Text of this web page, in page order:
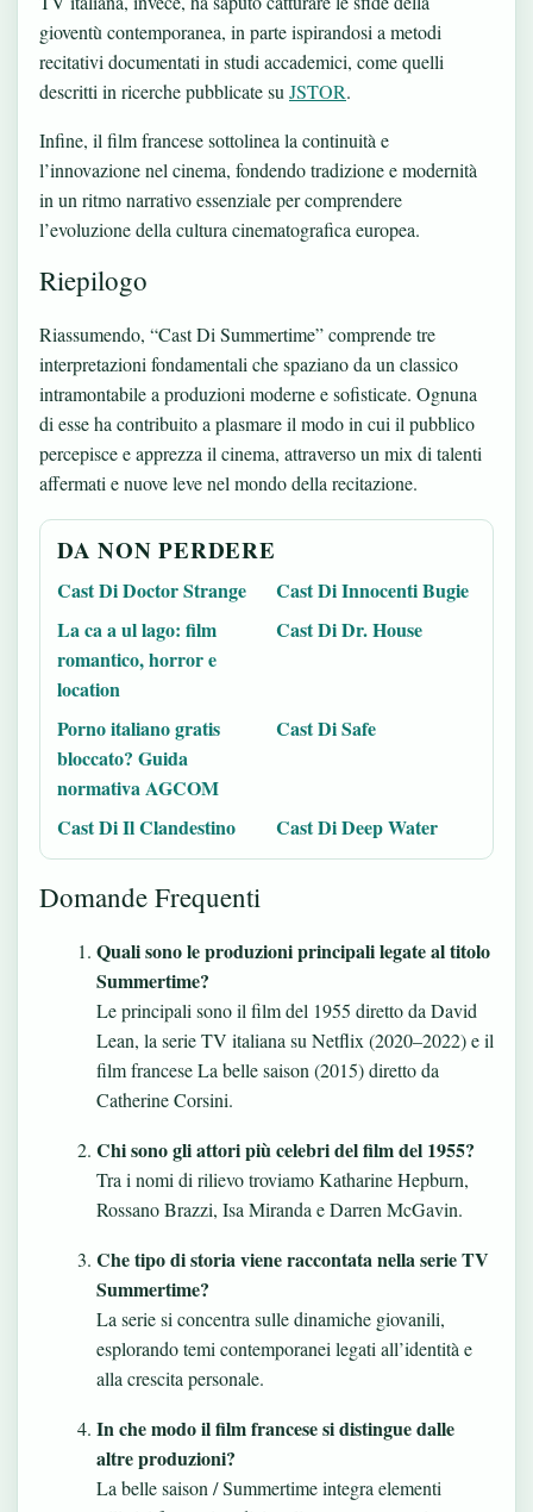
gioventù contemporanea, in parte ispirandosi a metodi
recitativi documentati in studi accademici, come quelli
descritti in ricerche pubblicate su JSTOR.
Infine, il film francese sottolinea la continuità e
l’innovazione nel cinema, fondendo tradizione e modernità
in un ritmo narrativo essenziale per comprendere
l’evoluzione della cultura cinematografica europea.
Riepilogo
Riassumendo, “Cast Di Summertime” comprende tre
interpretazioni fondamentali che spaziano da un classico
intramontabile a produzioni moderne e sofisticate. Ognuna
di esse ha contribuito a plasmare il modo in cui il pubblico
percepisce e apprezza il cinema, attraverso un mix di talenti
affermati e nuove leve nel mondo della recitazione.
DA NON PERDERE
Cast Di Doctor Strange
Cast Di Innocenti Bugie
La ca a ul lago: film
romantico, horror e
location
Cast Di Dr. House
Porno italiano gratis
bloccato? Guida
normativa AGCOM
Cast Di Safe
Cast Di Il Clandestino Cast Di Deep Water
Domande Frequenti
Quali sono le produzioni principali legate al titolo
Summertime?
Le principali sono il film del 1955 diretto da David
Lean, la serie TV italiana su Netflix (2020–2022) e il
film francese La belle saison (2015) diretto da
Catherine Corsini.
Chi sono gli attori più celebri del film del 1955?
Tra i nomi di rilievo troviamo Katharine Hepburn,
Rossano Brazzi, Isa Miranda e Darren McGavin.
Che tipo di storia viene raccontata nella serie TV
Summertime?
La serie si concentra sulle dinamiche giovanili,
esplorando temi contemporanei legati all’identità e
alla crescita personale.
In che modo il film francese si distingue dalle
altre produzioni?
La belle saison / Summertime integra elementi